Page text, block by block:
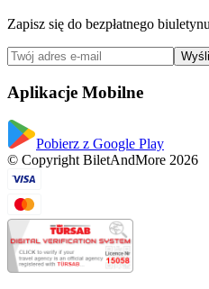
Zapisz się do bezpłatnego
Aplikacje Mobilne
Pobierz z Google Play
© Copyright BiletAndMore 2026